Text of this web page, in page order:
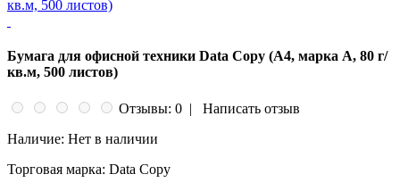
Бумага для офисной техники Data Copy (А4, марка A, 80 г/
кв.м, 500 листов)
Отзывы: 0 |
Написать отзыв
Наличие: Нет в наличии
Торговая марка: Data Copy